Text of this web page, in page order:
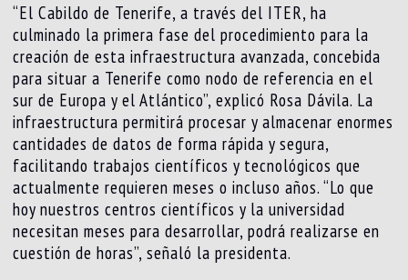
“El Cabildo de Tenerife, a través del ITER, ha
culminado la primera fase del procedimiento para la
creación de esta infraestructura avanzada, concebida
para situar a Tenerife como nodo de referencia en el
sur de Europa y el Atlántico”, explicó Rosa Dávila. La
infraestructura permitirá procesar y almacenar enormes
cantidades de datos de forma rápida y segura,
facilitando trabajos científicos y tecnológicos que
actualmente requieren meses o incluso años. “Lo que
hoy nuestros centros científicos y la universidad
necesitan meses para desarrollar, podrá realizarse en
cuestión de horas”, señaló la presidenta.